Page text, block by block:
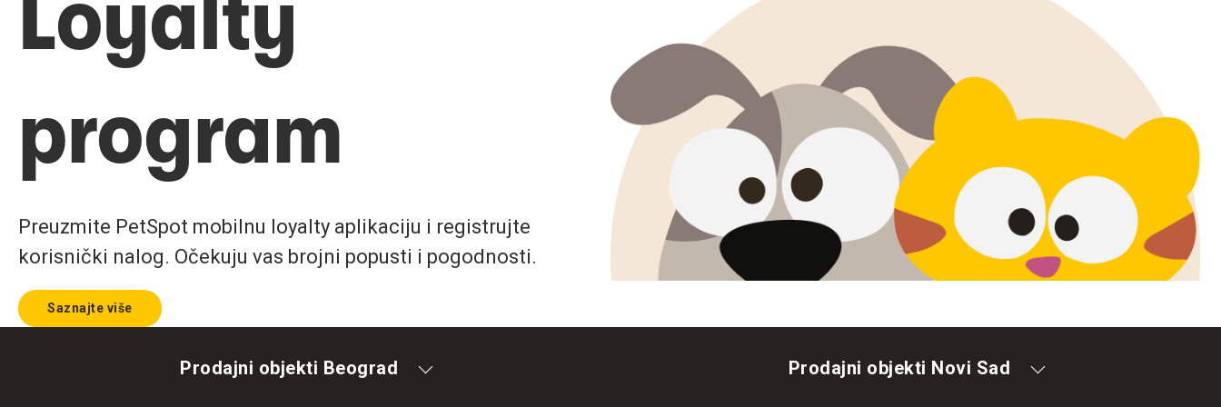
program
Preuzmite PetSpot mobilnu loyalty aplikaciju i registrujte
korisnički nalog. Očekuju vas brojni popusti i pogodnosti.
Saznajte više
Prodajni objekti Beograd Prodajni objekti Novi Sad